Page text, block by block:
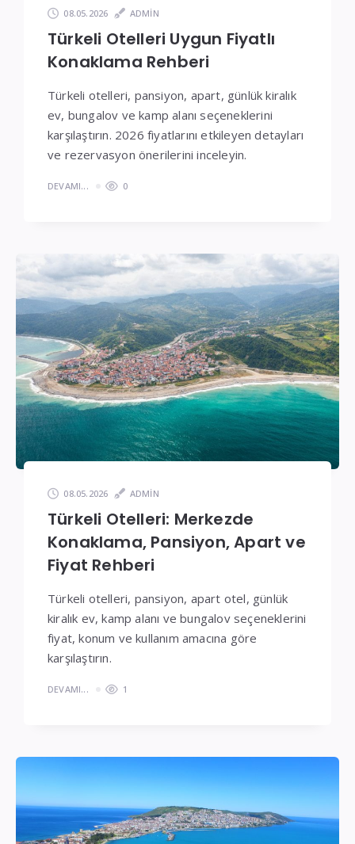
08.05.2026 ADMIN
Türkeli Otelleri Uygun Fiyatlı
Konaklama Rehberi
Türkeli otelleri, pansiyon, apart, günlük kiralık
ev, bungalov ve kamp alanı seçeneklerini
karşılaştırın. 2026 fiyatlarını etkileyen detayları
ve rezervasyon önerilerini inceleyin.
DEVAMI... 0
08.05.2026 ADMIN
Türkeli Otelleri: Merkezde
Konaklama, Pansiyon, Apart ve
Fiyat Rehberi
Türkeli otelleri, pansiyon, apart otel, günlük
kiralık ev, kamp alanı ve bungalov seçeneklerini
fiyat, konum ve kullanım amacına göre
karşılaştırın.
DEVAMI... 1